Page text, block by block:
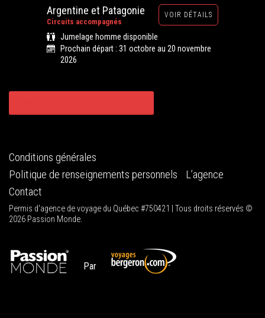
Argentine et Patagonie
Circuits accompagnés
VOIR DÉTAILS
Jumelage homme disponible
Prochain départ : 31 octobre au 20 novembre
2026
Conditions générales
Politique de renseignements personnels
L’agence
Contact
Permis d'agence de voyage du Québec #750421 | Tous droits réservés ©
2026 Passion Monde.
Par